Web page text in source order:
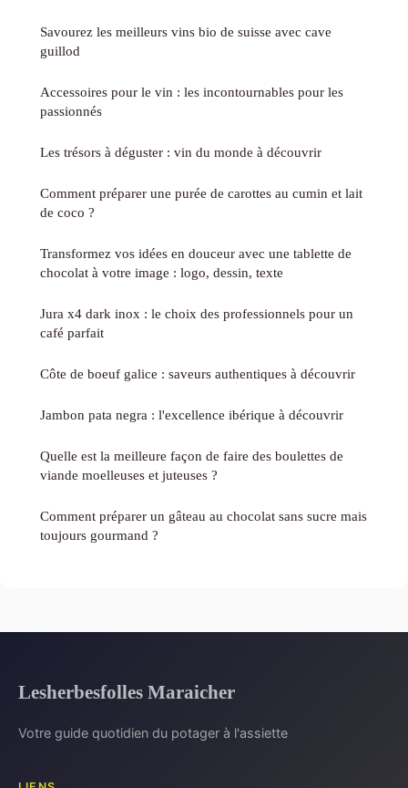
Savourez les meilleurs vins bio de suisse avec cave
guillod
Accessoires pour le vin : les incontournables pour les
passionnés
Les trésors à déguster : vin du monde à découvrir
Comment préparer une purée de carottes au cumin et lait
de coco ?
Transformez vos idées en douceur avec une tablette de
chocolat à votre image : logo, dessin, texte
Jura x4 dark inox : le choix des professionnels pour un
café parfait
Côte de boeuf galice : saveurs authentiques à découvrir
Jambon pata negra : l'excellence ibérique à découvrir
Quelle est la meilleure façon de faire des boulettes de
viande moelleuses et juteuses ?
Comment préparer un gâteau au chocolat sans sucre mais
toujours gourmand ?
Lesherbesfolles Maraicher
Votre guide quotidien du potager à l'assiette